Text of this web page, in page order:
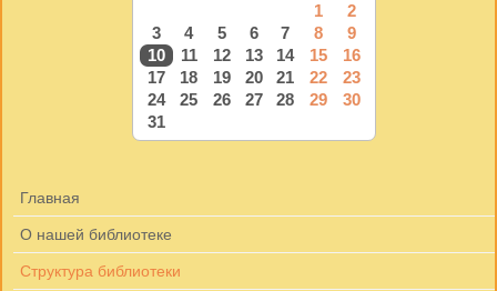
1
2
3
4 5 6 7 8
9
10
11 12 13 14 15
16
17
18 19 20 21 22
23
24
25 26 27 28 29
30
31
Главная
О нашей библиотеке
Структура библиотеки